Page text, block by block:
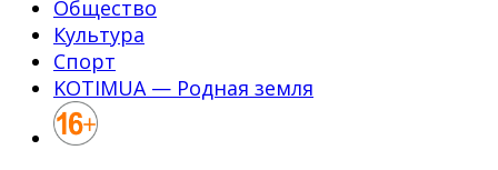
Общество
Культура
Спорт
KOTIMUA — Родная земля